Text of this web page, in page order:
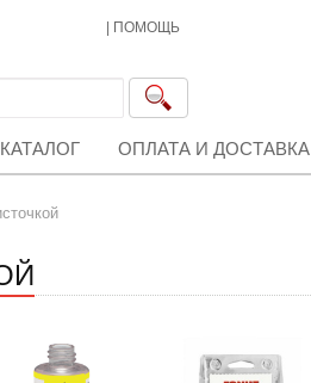
ПОМОЩЬ
КАТАЛОГ ОПЛАТА И ДОСТАВКА